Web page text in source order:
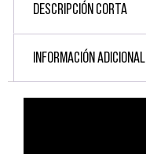
DESCRIPCIÓN CORTA
INFORMACIÓN ADICIONAL